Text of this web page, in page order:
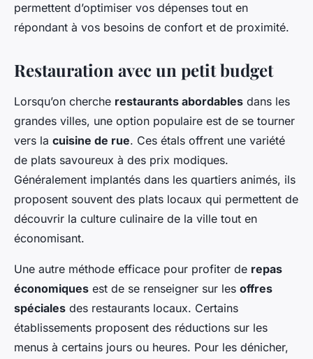
permettent d’optimiser vos dépenses tout en
répondant à vos besoins de confort et de proximité.
Restauration avec un petit budget
Lorsqu’on cherche restaurants abordables dans les
grandes villes, une option populaire est de se tourner
vers la cuisine de rue. Ces étals offrent une variété
de plats savoureux à des prix modiques.
Généralement implantés dans les quartiers animés, ils
proposent souvent des plats locaux qui permettent de
découvrir la culture culinaire de la ville tout en
économisant.
Une autre méthode efficace pour profiter de repas
économiques est de se renseigner sur les offres
spéciales des restaurants locaux. Certains
établissements proposent des réductions sur les
menus à certains jours ou heures. Pour les dénicher,